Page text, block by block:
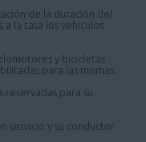
de la duración del
la tasa los vehículos
y bicicletas
para las mismas.
reservadas para su
servicio y su conductor